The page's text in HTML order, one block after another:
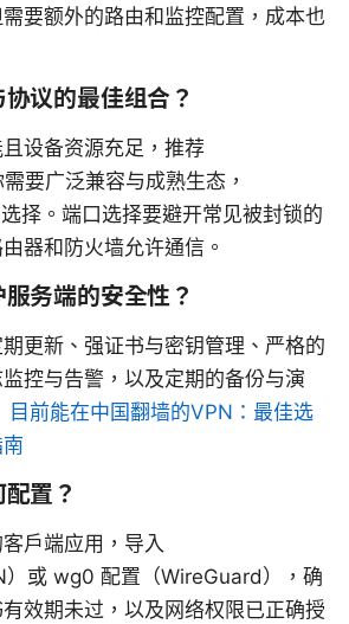
要额外的路由和监控配置，成本也
议的最佳组合？
设备资源充足，推荐
要广泛兼容与成熟生态，
择。端口选择要避开常见被封锁的
器和防火墙允许通信。
务端的安全性？
更新、强证书与密钥管理、严格的
控与告警，以及定期的备份与演
目前能在中国翻墙的VPN：最佳选
置？
户端应用，导入
）或 wg0 配置（WireGuard），确
效期未过，以及网络权限已正确授